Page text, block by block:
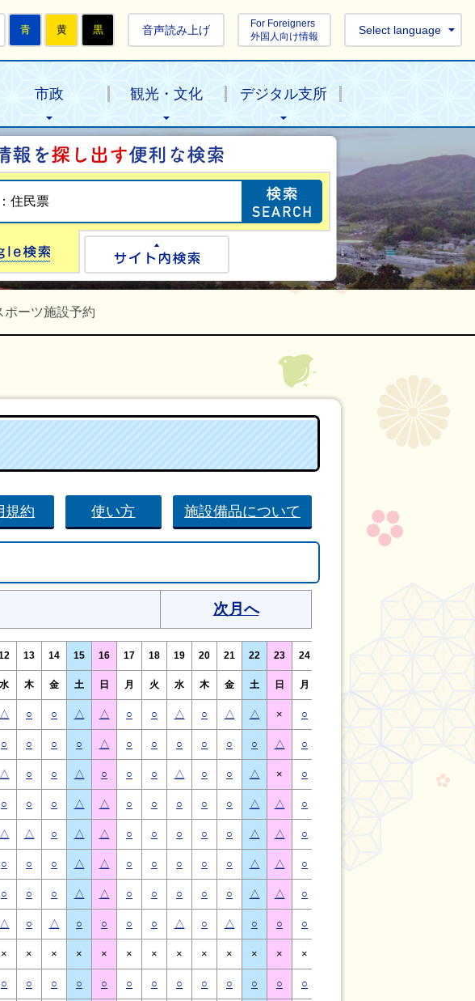
青 黄 黒 音声読み上げ
For Foreigners
外国人向け情報
Select language
市政 観光・文化 デジタル支所
目的の情報を探
Google検索
ポーツ施設予約
規約 使い方 施設備品について
次月へ
13 14 15 16 17 18 19 20 21 22 23 24
水 木 金 土 日 月 火 水 木 金 土 日 月
△ ○ ○ △ △ ○ ○ △ ○ △ △ × ○
○ ○ ○ ○ △ ○ ○ ○ ○ ○ ○ △ ○ ○
△ ○ ○ △ ○ ○ ○ △ ○ ○ △ × ○
○ ○ ○ △ △ ○ ○ ○ ○ ○ △ △ ○
△ △ ○ △ △ ○ ○ ○ ○ ○ △ △ ○
○ ○ ○ △ △ ○ ○ ○ ○ ○ △ △ ○
○ ○ ○ △ △ ○ ○ ○ ○ ○ △ △ ○
△ ○ △ ○ ○ ○ ○ △ ○ △ ○ ○ ○
× × × × × × × × × × × × ×
○ ○ ○ ○ ○ ○ ○ ○ ○ ○ ○ ○ ○